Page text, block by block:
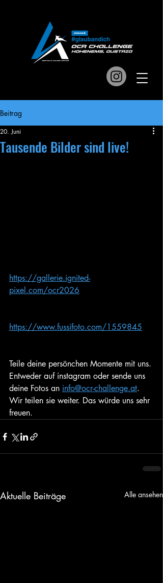
Beitrag
Tausende Bilder sind live!
20. Juni
https://gallerie.ignited-
pixel.com/ocr2026
https://www.fussifoto.com/1559845
Teile deine persönchen Momente mit uns.
Entweder auf instagram oder sende uns
deine Fotos an info@ocr-challenge.at.
Wir teilen sie weiter. Das würde uns sehr
freuen.
Aktuelle Beiträge Alle ansehen